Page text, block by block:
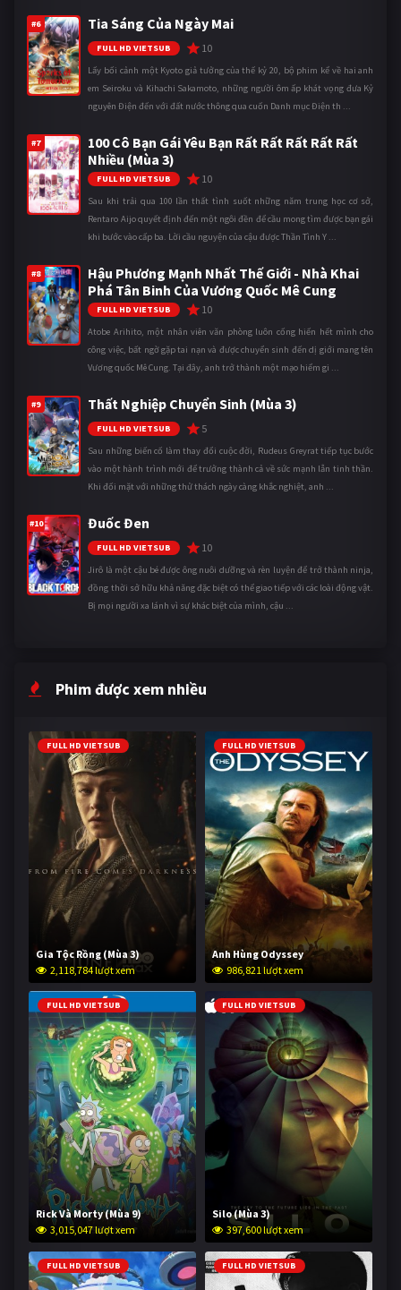
#6 Tia Sáng Của Ngày Mai
FULL HD VIETSUB 10
Lấy bối cảnh một Kyoto giả tưởng của thế kỷ 20, bộ phim kể về hai anh
em Seiroku và Kihachi Sakamoto, những người ôm ấp khát vọng đưa Kỷ
nguyên Điện đến với đất nước thông qua cuốn Danh mục Điện th ...
#7
100 Cô Bạn Gái Yêu Bạn Rất Rất Rất Rất Rất
Nhiều (Mùa 3)
FULL HD VIETSUB 10
Sau khi trải qua 100 lần thất tình suốt những năm trung học cơ sở,
Rentaro Aijo quyết định đến một ngôi đền để cầu mong tìm được bạn gái
khi bước vào cấp ba. Lời cầu nguyện của cậu được Thần Tình Y ...
#8
Hậu Phương Mạnh Nhất Thế Giới - Nhà Khai
Phá Tân Binh Của Vương Quốc Mê Cung
FULL HD VIETSUB 10
Atobe Arihito, một nhân viên văn phòng luôn cống hiến hết mình cho
công việc, bất ngờ gặp tai nạn và được chuyển sinh đến dị giới mang tên
Vương quốc Mê Cung. Tại đây, anh trở thành một mạo hiểm gi ...
#9 Thất Nghiệp Chuyển Sinh (Mùa 3)
FULL HD VIETSUB 5
Sau những biến cố làm thay đổi cuộc đời, Rudeus Greyrat tiếp tục bước
vào một hành trình mới để trưởng thành cả về sức mạnh lẫn tinh thần.
Khi đối mặt với những thử thách ngày càng khắc nghiệt, anh ...
#10 Đuốc Đen
FULL HD VIETSUB 10
Jirô là một cậu bé được ông nuôi dưỡng và rèn luyện để trở thành ninja,
đồng thời sở hữu khả năng đặc biệt có thể giao tiếp với các loài động vật.
Bị mọi người xa lánh vì sự khác biệt của mình, cậu ...
Phim được xem nhiều
FULL HD VIETSUB
Gia Tộc Rồng (Mùa 3)
2,118,784 lượt xem
FULL HD VIETSUB
Anh Hùng Odyssey
986,821 lượt xem
FULL HD VIETSUB
Rick Và Morty (Mùa 9)
3,015,047 lượt xem
FULL HD VIETSUB
Silo (Mùa 3)
397,600 lượt xem
FULL HD VIETSUB FULL HD VIETSUB